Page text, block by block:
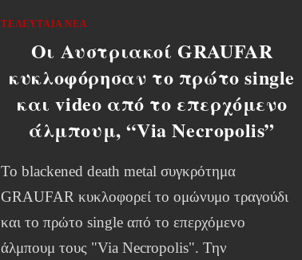
ΤΕΛΕΥΤΑΊΑ ΝΈΑ
Οι Αυστριακοί GRAUFAR
κυκλοφόρησαν το πρώτο single
και video από το επερχόμενο
άλμπουμ, “Via Necropolis”
Το blackened death metal συγκρότημα
GRAUFAR κυκλοφορεί το ομώνυμο τραγούδι
και το πρώτο single από το επερχόμενο
άλμπουμ τους "Via Necropolis". Την